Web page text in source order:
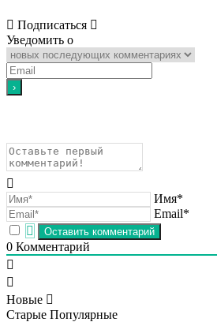
Подписаться
Уведомить о
Имя*
Email*
0 Комментарий
Новые
Старые Популярные